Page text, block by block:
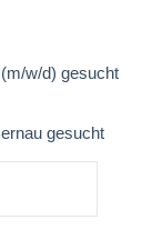
w/d) gesucht
gesucht